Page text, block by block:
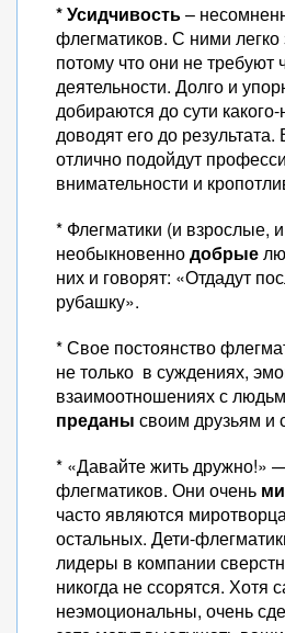
* Усидчивость–
флегматиков. С ними легко
потому что они не требуют
деятельности. Долго и
добираются до сути
доводят его до
отлично подойдут
внимательности и
* Флегматики (и взрослые,
необыкновеннодобрые
них и говорят: «Отдадут
рубашку».
* Свое постоянство
не только в суждениях,
взаимоотношениях с
преданы своим друзьям и
* «Давайте жить дружно!»
флегматиков. Они очень
часто являются
остальных. Дети-
лидеры в компании
никогда не ссорятся. Хотя
неэмоциональны, очень